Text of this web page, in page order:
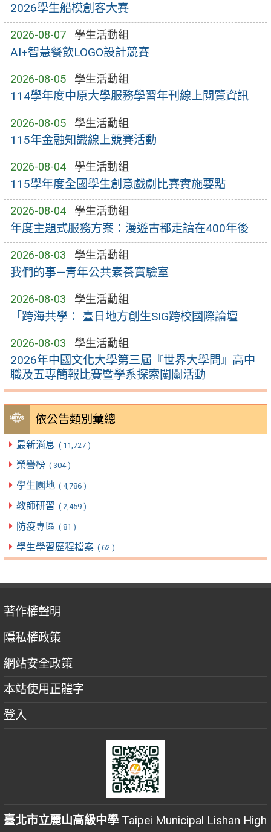
2026學生船模創客大賽
2026-08-07 學生活動組
AI+智慧餐飲LOGO設計競賽
2026-08-05 學生活動組
114學年度中原大學服務學習年刊線上閱覽資訊
2026-08-05 學生活動組
115年金融知識線上競賽活動
2026-08-04 學生活動組
115學年度全國學生創意戲劇比賽實施要點
2026-08-04 學生活動組
年度主題式服務方案：漫遊古都走讀在400年後
2026-08-03 學生活動組
我們的事—青年公共素養實驗室
2026-08-03 學生活動組
「跨海共學： 臺日地方創生SIG跨校國際論壇
2026-08-03 學生活動組
2026年中國文化大學第三屆『世界大學問』高中
職及五專簡報比賽暨學系探索闖關活動
依公告類別彙總
最新消息 ( 11,727 )
榮譽榜 ( 304 )
學生園地 ( 4,786 )
教師研習 ( 2,459 )
防疫專區 ( 81 )
學生學習歷程檔案 ( 62 )
著作權聲明
隱私權政策
網站安全政策
本站使用正體字
登入
臺北市立麗山高級中學 Taipei Municipal Lishan High